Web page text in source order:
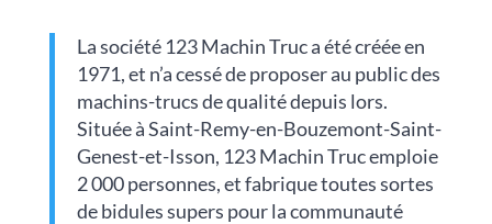
La société 123 Machin Truc a été créée en
1971, et n’a cessé de proposer au public des
machins-trucs de qualité depuis lors.
Située à Saint-Remy-en-Bouzemont-Saint-
Genest-et-Isson, 123 Machin Truc emploie
2 000 personnes, et fabrique toutes sortes
de bidules supers pour la communauté